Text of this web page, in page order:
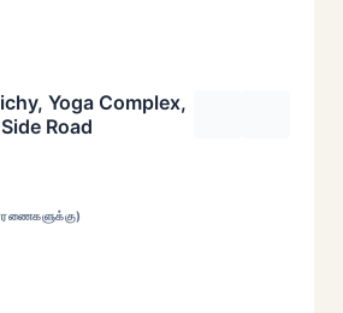
Yoga Complex,
Road